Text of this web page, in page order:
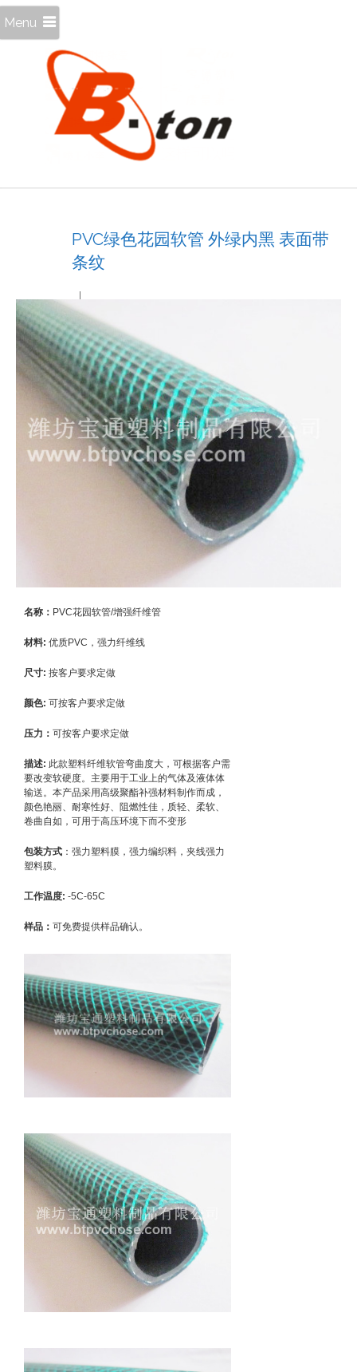
Menu
PVC绿色花园软管 外绿内黑 表面带
条纹
名称： PVC花园软管/增强纤维管
材料: 优质PVC，强力纤维线
尺寸: 按客户要求定做
颜色: 可按客户要求定做
压力： 可按客户要求定做
描述: 此款塑料纤维软管弯曲度大，可根据客户需
要改变软硬度。主要用于工业上的气体及液体体
输送。本产品采用高级聚酯补强材料制作而成，
颜色艳丽、耐寒性好、阻燃性佳，质轻、柔软、
卷曲自如，可用于高压环境下而不变形
包装方式 ：强力塑料膜，强力编织料，夹线强力
塑料膜。
工作温度: -5C-65C
样品： 可免费提供样品确认。